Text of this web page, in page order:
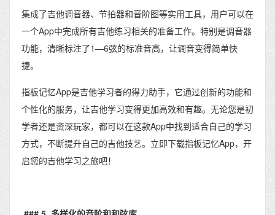
集成了吉他调音器、节拍器和音阶图等实用工具，用户可以在
一个App中完成所有吉他练习相关的准备工作。特别是调音器
功能，清晰标注了1—6弦的标准音高，让调音变得简单快
捷。
指板记忆App是吉他学习者的得力助手，它通过创新的功能和
个性化的服务，让吉他学习变得更加高效和有趣。无论您是初
学者还是资深玩家，都可以在这款App中找到适合自己的学习
方式，不断提升自己的吉他技艺。立即下载指板记忆App，开
启您的吉他学习之旅吧！